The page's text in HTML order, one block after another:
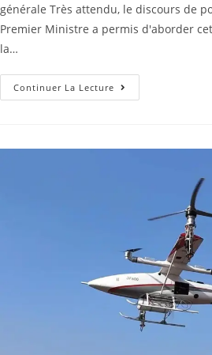
générale Très attendu, le discours de
Premier Ministre a permis d'aborder
la…
Continuer La Lecture